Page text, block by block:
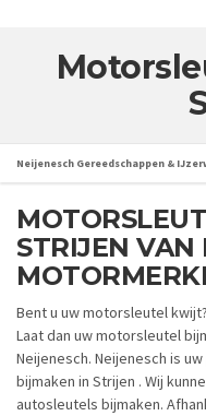
Neijenesch Gereedschappen &
STRIJEN VAN
Bent u uw motorsleutel
Laat dan uw motorsleutel
Neijenesch. Neijenesch is
bijmaken in Strijen . Wij
autosleutels bijmaken.